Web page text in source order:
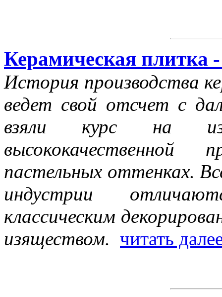
Керамическая плитка
История производства
ведет свой отсчет с
взяли курс на
пастельных оттенках.
индустрии
классическим
изяществом. читать